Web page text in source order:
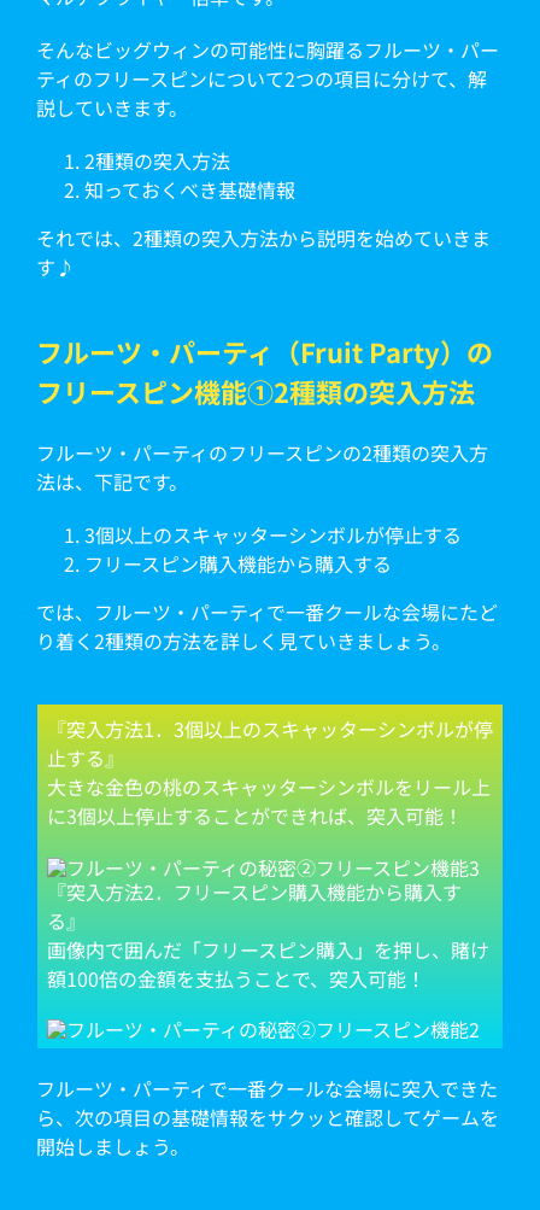
そんなビッグウィンの可能性に胸躍るフルーツ・パー
ティのフリースピンについて2つの項目に分けて、解
説していきます。
2種類の突入方法
知っておくべき基礎情報
それでは、2種類の突入方法から説明を始めていきま
す♪
フルーツ・パーティ（Fruit Party）の
フリースピン機能①2種類の突入方法
フルーツ・パーティのフリースピンの2種類の突入方
法は、下記です。
3個以上のスキャッターシンボルが停止する
フリースピン購入機能から購入する
では、フルーツ・パーティで一番クールな会場にたど
り着く2種類の方法を詳しく見ていきましょう。
『突入方法1．3個以上のスキャッターシンボルが停
止する』
大きな金色の桃のスキャッターシンボルをリール上
に3個以上停止することができれば、突入可能！
『突入方法2．フリースピン購入機能から購入す
る』
画像内で囲んだ「フリースピン購入」を押し、賭け
額100倍の金額を支払うことで、突入可能！
フルーツ・パーティで一番クールな会場に突入できた
ら、次の項目の基礎情報をサクッと確認してゲームを
開始しましょう。